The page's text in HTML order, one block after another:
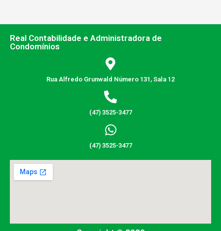
Real Contabilidade e Administradora de
Condomínios
Rua Alfredo Grunwald Número 131, Sala 12
(47) 3525-3477
(47) 3525-3477